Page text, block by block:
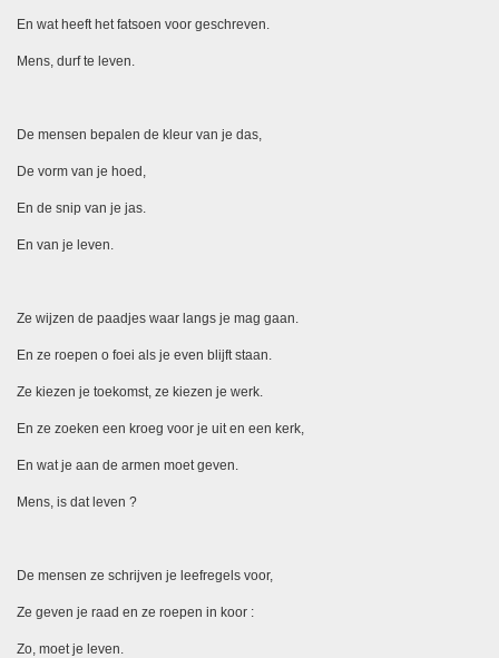
En wat heeft het fatsoen voor geschreven.
Mens, durf te leven.
De mensen bepalen de kleur van je das,
De vorm van je hoed,
En de snip van je jas.
En van je leven.
Ze wijzen de paadjes waar langs je mag gaan.
En ze roepen o foei als je even blijft staan.
Ze kiezen je toekomst, ze kiezen je werk.
En ze zoeken een kroeg voor je uit en een kerk,
En wat je aan de armen moet geven.
Mens, is dat leven ?
De mensen ze schrijven je leefregels voor,
Ze geven je raad en ze roepen in koor :
Zo, moet je leven.